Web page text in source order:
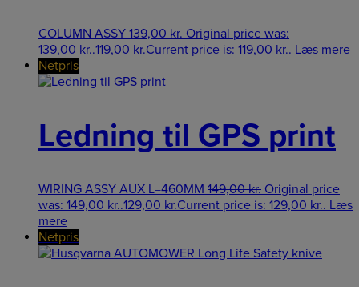
COLUMN ASSY 139,00kr. Original price was:
139,00 kr..119,00 kr.Current price is: 119,00 kr.. Læs mere
Netpris
Ledning til GPS print
WIRING ASSY AUX L=460MM 149,00kr. Original price
was: 149,00 kr..129,00 kr.Current price is: 129,00 kr.. Læs
mere
Netpris